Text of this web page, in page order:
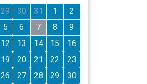
29 30 31 1
2
5 6 7 8
9
12 13 14 15
16
19 20 21 22
23
26 27 28 29
30